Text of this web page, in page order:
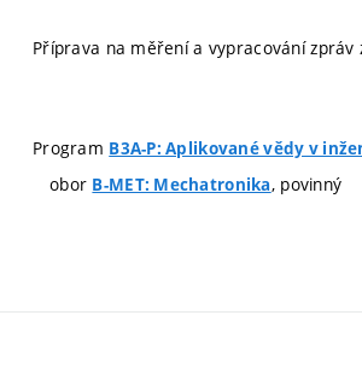
Příprava na měření a vypracování zpráv
Program B3A-P: Aplikované vědy v
obor B-MET: Mechatronika, povinný